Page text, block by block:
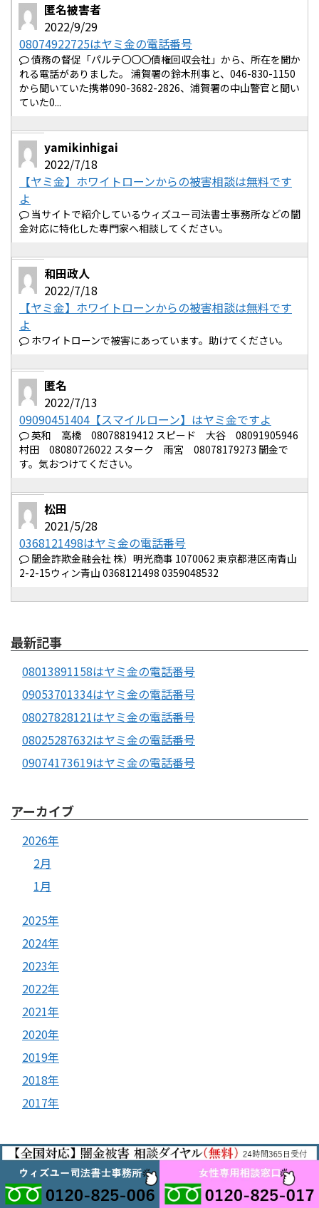
匿名被害者
2022/9/29
08074922725はヤミ金の電話番号
債務の督促「パルテ〇〇〇債権回収会社」から、所在を聞か
れる電話がありました。 浦賀署の鈴木刑事と、046-830-1150
から聞いていた携帯090-3682-2826、浦賀署の中山警官と聞い
ていた0...
yamikinhigai
2022/7/18
【ヤミ金】ホワイトローンからの被害相談は無料です
よ
当サイトで紹介しているウィズユー司法書士事務所などの闇
金対応に特化した専門家へ相談してください。
和田政人
2022/7/18
【ヤミ金】ホワイトローンからの被害相談は無料です
よ
ホワイトローンで被害にあっています。助けてください。
匿名
2022/7/13
09090451404【スマイルローン】はヤミ金ですよ
英和 高橋 08078819412 スピード 大谷 08091905946
村田 08080726022 スターク 雨宮 08078179273 闇金で
す。気おつけてください。
松田
2021/5/28
0368121498はヤミ金の電話番号
闇金詐欺金融会社 株）明光商事 1070062 東京都港区南青山
2-2-15ウィン青山 0368121498 0359048532
最新記事
08013891158はヤミ金の電話番号
09053701334はヤミ金の電話番号
08027828121はヤミ金の電話番号
08025287632はヤミ金の電話番号
09074173619はヤミ金の電話番号
アーカイブ
2026年
2月
1月
2025年
2024年
2023年
2022年
2021年
2020年
2019年
2018年
2017年
ヤミ金被害相談室